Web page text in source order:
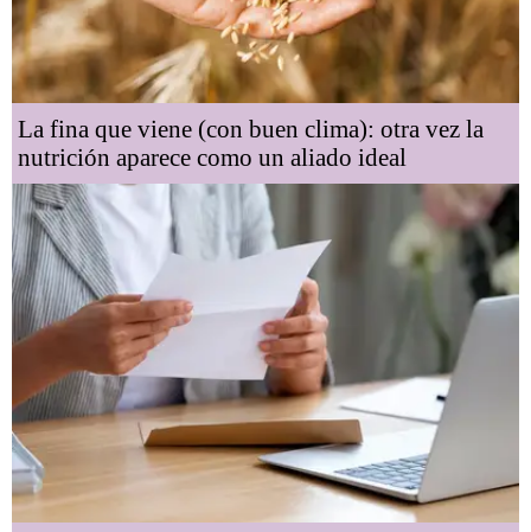
La fina que viene (con buen clima): otra vez la
nutrición aparece como un aliado ideal